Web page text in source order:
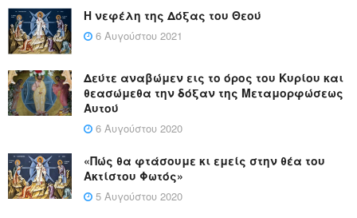
Η νεφέλη της Δόξας του Θεού
6 Αυγούστου 2021
Δεύτε αναβώμεν εις το όρος του Κυρίου και
θεασώμεθα την δόξαν της Μεταμορφώσεως
Αυτού
6 Αυγούστου 2020
«Πώς θα φτάσουμε κι εμείς στην θέα του
Ακτίστου Φωτός»
5 Αυγούστου 2020